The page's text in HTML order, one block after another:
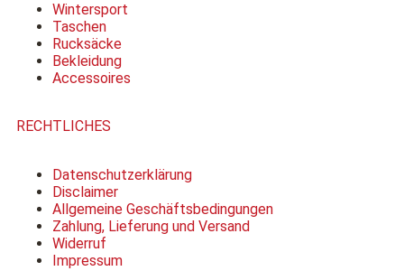
Wintersport
Taschen
Rucksäcke
Bekleidung
Accessoires
RECHTLICHES
Datenschutzerklärung
Disclaimer
Allgemeine Geschäftsbedingungen
Zahlung, Lieferung und Versand
Widerruf
Impressum